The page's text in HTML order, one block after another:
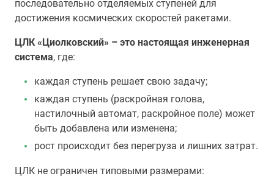
последовательно отделяемых ступеней для
достижения космических скоростей ракетами.
ЦЛК «Циолковский» – это настоящая инженерная
система, где:
каждая ступень решает свою задачу;
каждая ступень (раскройная голова,
настилочный автомат, раскройное поле) может
быть добавлена или изменена;
рост происходит без перегруза и лишних затрат.
ЦЛК не ограничен типовыми размерами: